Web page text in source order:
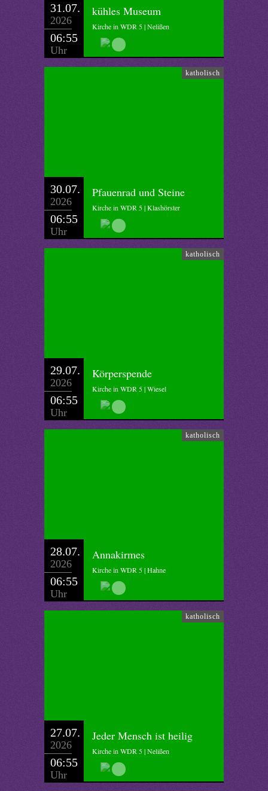
31.07.
2026
06:55
Uhr
kühles Museum
Kirche in WDR 5 | Nelißen
katholisch
30.07.
2026
06:55
Uhr
Pfauenrad und Steine
Kirche in WDR 5 | Klashörster
katholisch
29.07.
2026
06:55
Uhr
Körperspende
Kirche in WDR 5 | Wiesel
katholisch
28.07.
2026
06:55
Uhr
Annakirmes
Kirche in WDR 5 | Hahne
katholisch
27.07.
2026
06:55
Uhr
Jeder Mensch ist heilig
Kirche in WDR 5 | Nelißen